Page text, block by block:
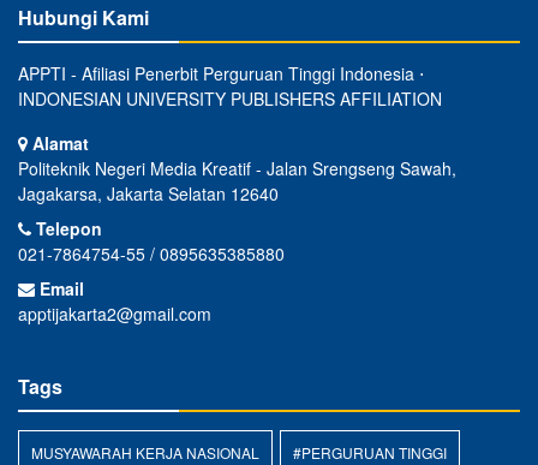
Hubungi Kami
APPTI - Afiliasi Penerbit Perguruan Tinggi Indonesia ⋅
INDONESIAN UNIVERSITY PUBLISHERS AFFILIATION
Alamat
Politeknik Negeri Media Kreatif - Jalan Srengseng Sawah,
Jagakarsa, Jakarta Selatan 12640
Telepon
021-7864754-55 / 0895635385880
Email
apptijakarta2@gmail.com
Tags
MUSYAWARAH KERJA NASIONAL #PERGURUAN TINGGI